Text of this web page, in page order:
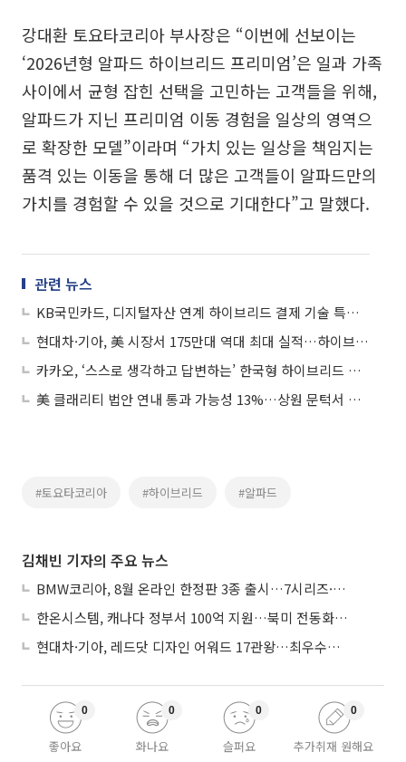
강대환 토요타코리아 부사장은 “이번에 선보이는
‘2026년형 알파드 하이브리드 프리미엄’은 일과 가족
사이에서 균형 잡힌 선택을 고민하는 고객들을 위해,
알파드가 지닌 프리미엄 이동 경험을 일상의 영역으
로 확장한 모델”이라며 “가치 있는 일상을 책임지는
품격 있는 이동을 통해 더 많은 고객들이 알파드만의
가치를 경험할 수 있을 것으로 기대한다”고 말했다.
관련 뉴스
KB국민카드, 디지털자산 연계 하이브리드 결제 기술 특허 출원
현대차·기아, 美 시장서 175만대 역대 최대 실적…하이브리드·SUV 전략 통했다
카카오, ‘스스로 생각하고 답변하는’ 한국형 하이브리드 멀티모달 언어모델 공개
美 클래리티 법안 연내 통과 가능성 13%…상원 문턱서 제동
#토요타코리아 #하이브리드 #알파드
김채빈 기자의 주요 뉴스
BMW코리아, 8월 온라인 한정판 3종 출시…7시리즈·X7·M340i 투어링
한온시스템, 캐나다 정부서 100억 지원…북미 전동화 시장 가속
현대차·기아, 레드닷 디자인 어워드 17관왕…최우수상 2개 수상
좋아요
0
화나요
0
슬퍼요
0
추가취재 원해요
0